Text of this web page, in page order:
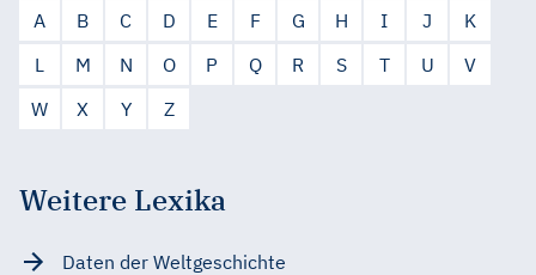
A B C D E F G H I J
K
L
M N O P Q R S T U
V
W
X Y Z
Weitere Lexika
Daten der Weltgeschichte